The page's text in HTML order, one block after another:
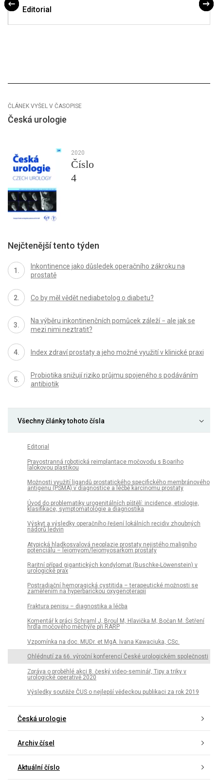
Editorial
ČLÁNEK VYŠEL V ČASOPISE
Česká urologie
2020
Číslo
4
Nejčtenější tento týden
Inkontinence jako důsledek operačního zákroku na
prostatě
Co by měl vědět nediabetolog o diabetu?
Na výběru inkontinenčních pomůcek záleží − ale jak se
mezi nimi neztratit?
Index zdraví prostaty a jeho možné využití v klinické praxi
Probiotika snižují riziko průjmu spojeného s podáváním
antibiotik
Všechny články tohoto čísla
Editorial
Pravostranná robotická reimplantace močovodu s Boariho
lalokovou plastikou
Možnosti využití ligandů prostatického specifického membránového
antigenu (PSMA) v diagnostice a léčbě karcinomu prostaty
Úvod do problematiky urogenitálních píštělí: incidence, etiologie,
klasifikace, symptomatologie a diagnostika
Výskyt a výsledky operačního řešení lokálních recidiv zhoubných
nádorů ledvin
Atypická hladkosvalová neoplazie prostaty nejistého maligního
potenciálu – leiomyom/leiomyosarkom prostaty
Raritní případ gigantických kondylomat (Buschke-Löwenstein) v
urologické prax
Postradiační hemoragická cystitida – terapeutické možnosti se
zaměřením na hyperbarickou oxygenoterapii
Fraktura penisu – diagnostika a léčba
Komentář k práci Schraml J, Broul M, Hlavička M, Bočan M. Šetření
hrdla močového měchýře při RARP
Vzpomínka na doc. MUDr. et MgA. Ivana Kawaciuka, CSc.
Ohlédnutí za 66. výroční konferencí České urologickém společnosti
Zpráva o proběhlé akci 8. český video­‑seminář, Tipy a triky v
urologické operativě 2020
Výsledky soutěže ČUS o nejlepší vědeckou publikaci za rok 2019
Česká urologie
Archiv čísel
Aktuální číslo